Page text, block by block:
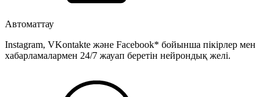
Автоматтау
Instagram, VKontakte және Facebook* бойынша пікірлер мен
хабарламалармен 24/7 жауап беретін нейрондық желі.